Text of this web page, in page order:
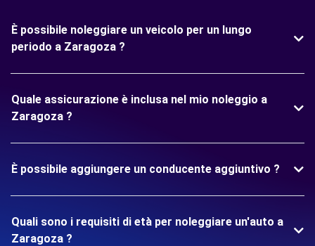
È possibile noleggiare un veicolo per un lungo
periodo a Zaragoza ?
Quale assicurazione è inclusa nel mio noleggio a
Zaragoza ?
È possibile aggiungere un conducente aggiuntivo ?
Quali sono i requisiti di età per noleggiare un'auto a
Zaragoza ?